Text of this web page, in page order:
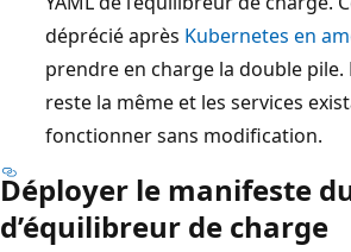
déprécié après Kubernetes en
prendre en charge la double pile.
reste la même et les services
fonctionner sans modification.
Déployer le manifeste
d’équilibreur de charge